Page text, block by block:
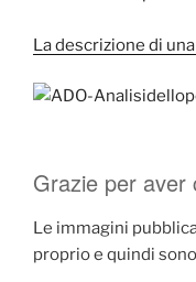
La descrizione di
Grazie per aver
Le immagini
proprio e quindi